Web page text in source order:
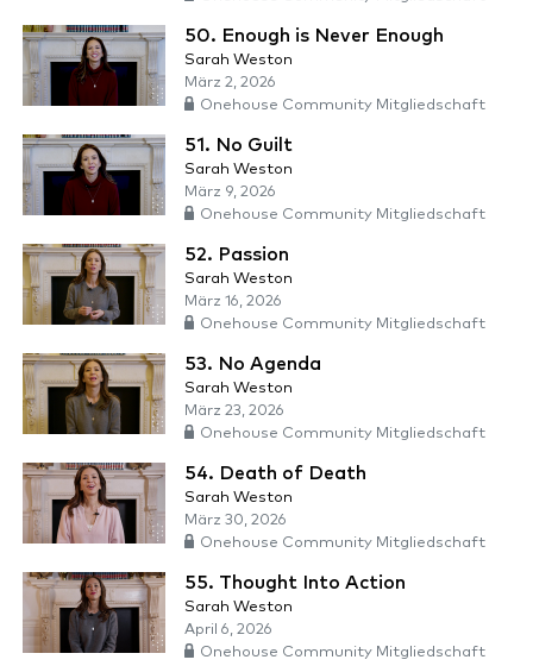
50. Enough is Never Enough
Sarah Weston
März 2, 2026
Onehouse Community Mitgliedschaft
51. No Guilt
Sarah Weston
März 9, 2026
Onehouse Community Mitgliedschaft
52. Passion
Sarah Weston
März 16, 2026
Onehouse Community Mitgliedschaft
53. No Agenda
Sarah Weston
März 23, 2026
Onehouse Community Mitgliedschaft
54. Death of Death
Sarah Weston
März 30, 2026
Onehouse Community Mitgliedschaft
55. Thought Into Action
Sarah Weston
April 6, 2026
Onehouse Community Mitgliedschaft